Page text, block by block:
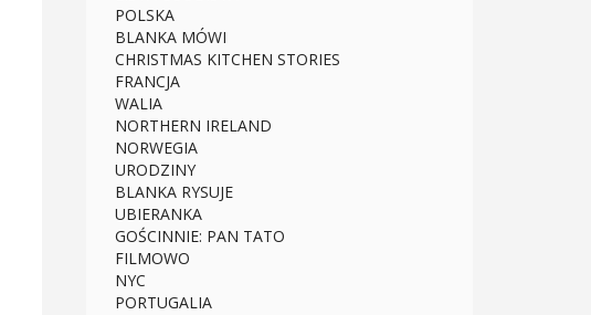
POLSKA
BLANKA MÓWI
CHRISTMAS KITCHEN STORIES
FRANCJA
WALIA
NORTHERN IRELAND
NORWEGIA
URODZINY
BLANKA RYSUJE
UBIERANKA
GOŚCINNIE: PAN TATO
FILMOWO
NYC
PORTUGALIA